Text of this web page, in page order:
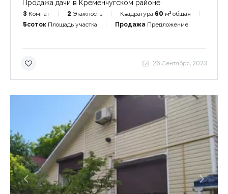
Продажа дачи в Кременчугском районе
3 Комнат 2 Этажность Квадратура 60 м² общая
5соток Площадь участка Продажа Предложение
26 Сентября, 2023